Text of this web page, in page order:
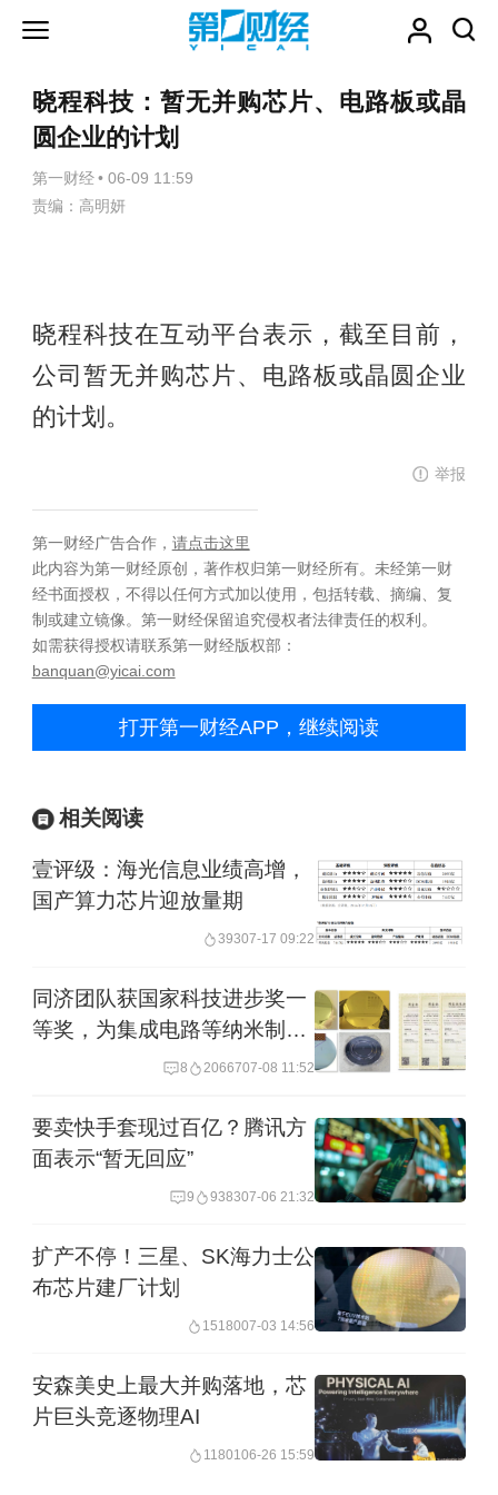
晓程科技：暂无并购芯片、电路板或晶
圆企业的计划
第一财经 • 06-09 11:59
责编：高明妍
晓程科技在互动平台表示，截至目前，
公司暂无并购芯片、电路板或晶圆企业
的计划。
举报
第一财经广告合作， 请点击这里
此内容为第一财经原创，著作权归第一财经所有。未经第一财
经书面授权，不得以任何方式加以使用，包括转载、摘编、复
制或建立镜像。第一财经保留追究侵权者法律责任的权利。
如需获得授权请联系第一财经版权部：
banquan@yicai.com
打开第一财经APP，继续阅读
相关阅读
壹评级：海光信息业绩高增，
国产算力芯片迎放量期
39307-17 09:22
同济团队获国家科技进步奖一
等奖，为集成电路等纳米制造
提供“精准标尺” 8 2066707-08 11:52
要卖快手套现过百亿？腾讯方
面表示“暂无回应”
9 938307-06 21:32
扩产不停！三星、SK海力士公
布芯片建厂计划
1518007-03 14:56
安森美史上最大并购落地，芯
片巨头竞逐物理AI
1180106-26 15:59